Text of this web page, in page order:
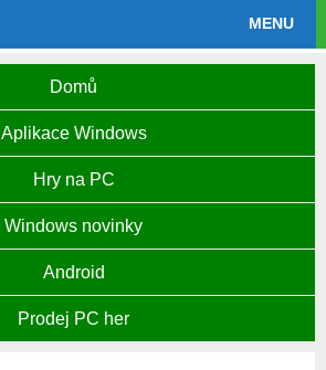
MENU
Domů
Aplikace Windows
Hry na PC
Windows novinky
Android
Prodej PC her